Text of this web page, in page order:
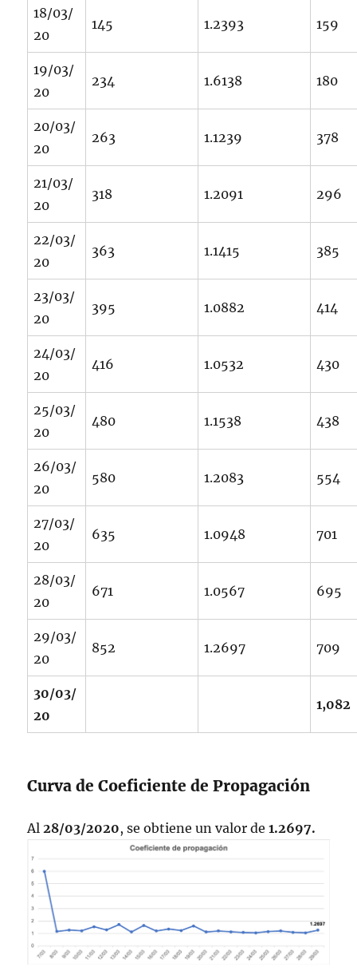
18/03/
20
145 1.2393 159
19/03/
20
234 1.6138 180
20/03/
20
263 1.1239 378
21/03/
20
318 1.2091 296
22/03/
20
363 1.1415 385
23/03/
20
395 1.0882 414
24/03/
20
416 1.0532 430
25/03/
20
480 1.1538 438
26/03/
20
580 1.2083 554
27/03/
20
635 1.0948 701
28/03/
20
671 1.0567 695
29/03/
20
852 1.2697 709
30/03/
20
1,082
Curva de Coeficiente de Propagación
Al 28/03/2020, se obtiene un valor de1.2697.